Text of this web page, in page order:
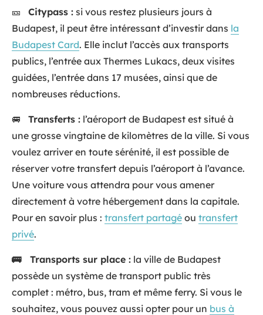
🎫 Citypass : si vous restez plusieurs jours à
Budapest, il peut être intéressant d’investir dans la
Budapest Card. Elle inclut l’accès aux transports
publics, l’entrée aux Thermes Lukacs, deux visites
guidées, l’entrée dans 17 musées, ainsi que de
nombreuses réductions.
🚐 Transferts : l’aéroport de Budapest est situé à
une grosse vingtaine de kilomètres de la ville. Si vous
voulez arriver en toute sérénité, il est possible de
réserver votre transfert depuis l’aéroport à l’avance.
Une voiture vous attendra pour vous amener
directement à votre hébergement dans la capitale.
Pour en savoir plus : transfert partagé ou transfert
privé.
🚌 Transports sur place : la ville de Budapest
possède un système de transport public très
complet : métro, bus, tram et même ferry. Si vous le
souhaitez, vous pouvez aussi opter pour un bus à